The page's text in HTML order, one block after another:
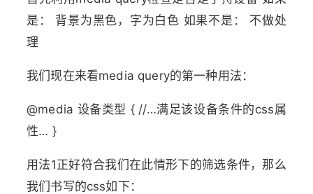
是： 背景为黑色，字为白色 如果不是： 不做处
理
我们现在来看media query的第一种用法：
@media 设备类型 { //…满足该设备条件的css属
性… }
用法1正好符合我们在此情形下的筛选条件，那么
我们书写的css如下：